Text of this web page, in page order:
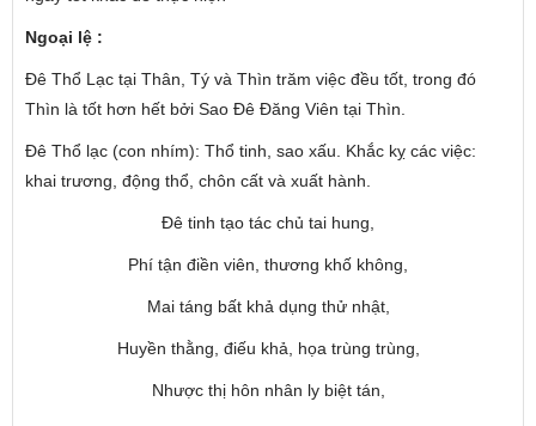
Ngoại lệ :
Đê Thổ Lạc tại Thân, Tý và Thìn trăm việc đều tốt, trong đó
Thìn là tốt hơn hết bởi Sao Đê Đăng Viên tại Thìn.
Đê Thổ lạc (con nhím): Thổ tinh, sao xấu. Khắc kỵ các việc:
khai trương, động thổ, chôn cất và xuất hành.
Đê tinh tạo tác chủ tai hung,
Phí tận điền viên, thương khố không,
Mai táng bất khả dụng thử nhật,
Huyền thằng, điếu khả, họa trùng trùng,
Nhược thị hôn nhân ly biệt tán,